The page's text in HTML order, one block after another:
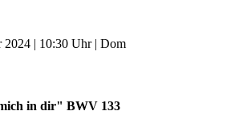
2024 | 10:30 Uhr | Dom
in dir" BWV 133